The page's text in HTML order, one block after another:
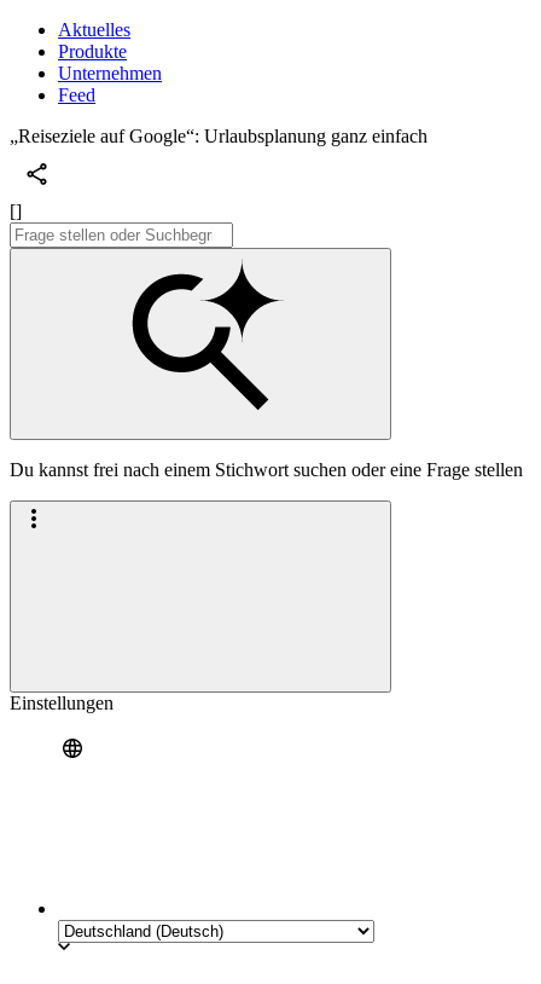
Aktuelles
Produkte
Unternehmen
Feed
„Reiseziele auf Google“: Urlaubsplanung ganz einfach
[]
Du kannst frei nach einem Stichwort suchen oder eine Frage stellen
Einstellungen